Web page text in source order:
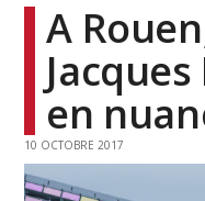
A
en
10 OCTOBRE 2017